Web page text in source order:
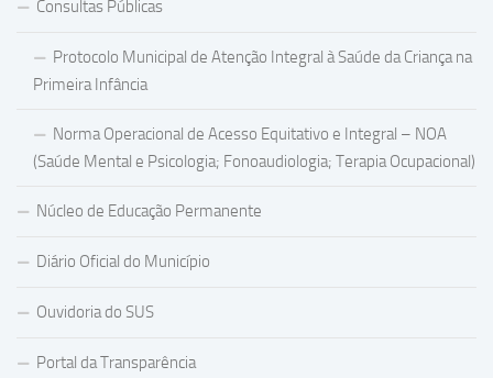
Consultas Públicas
Protocolo Municipal de Atenção Integral à Saúde da Criança na
Primeira Infância
Norma Operacional de Acesso Equitativo e Integral – NOA
(Saúde Mental e Psicologia; Fonoaudiologia; Terapia Ocupacional)
Núcleo de Educação Permanente
Diário Oficial do Município
Ouvidoria do SUS
Portal da Transparência